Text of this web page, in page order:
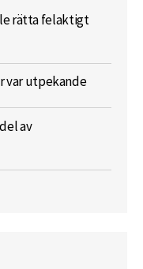
rätta felaktigt
var utpekande
av